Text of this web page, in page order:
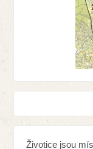
Životice jsou